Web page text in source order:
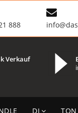
888
Verkauf
DJ TON